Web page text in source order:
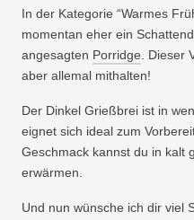
In der Kategorie “Warmes
momentan eher ein
angesagten Porridge . Dieser
aber allemal mithalten!
Der Dinkel Grießbrei ist in
eignet sich ideal zum
Geschmack kannst du in kalt
erwärmen.
Und nun wünsche ich dir viel